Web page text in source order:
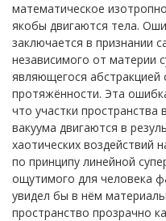
математическое
якобы двигаются тела.
заключается в признании
независимого от материи
являющегося абстракцией
протяжённости. Эта
что участки пространства
вакуума двигаются в
хаотических воздействий
по принципу линейной
ощутимого для человека
увидел бы в нём
пространство прозрачно